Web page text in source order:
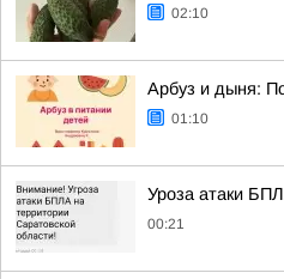
02:10
Арбуз и дыня:
01:10
Уроза атаки
00:21